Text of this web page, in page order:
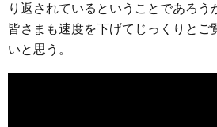
り返されているということであろう
皆さまも速度を下げてじっくりとご
いと思う。